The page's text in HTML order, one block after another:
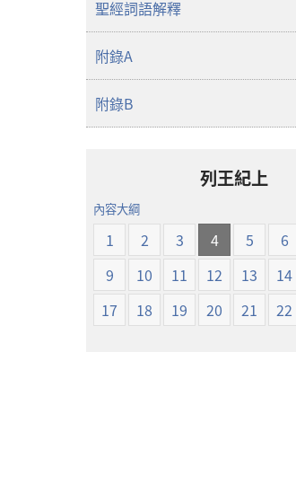
聖經詞語解釋
附錄A
附錄B
列王紀上
內容大綱
1 2 3 4 5 6
9
10 11 12 13 14
17
18 19 20 21 22